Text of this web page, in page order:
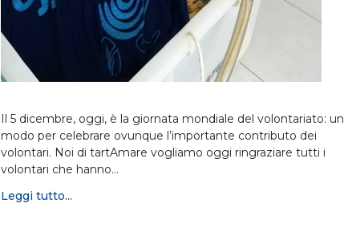
Il 5 dicembre, oggi, è la giornata mondiale del volontariato: un
modo per celebrare ovunque l’importante contributo dei
volontari. Noi di tartAmare vogliamo oggi ringraziare tutti i
volontari che hanno…
Leggi tutto...